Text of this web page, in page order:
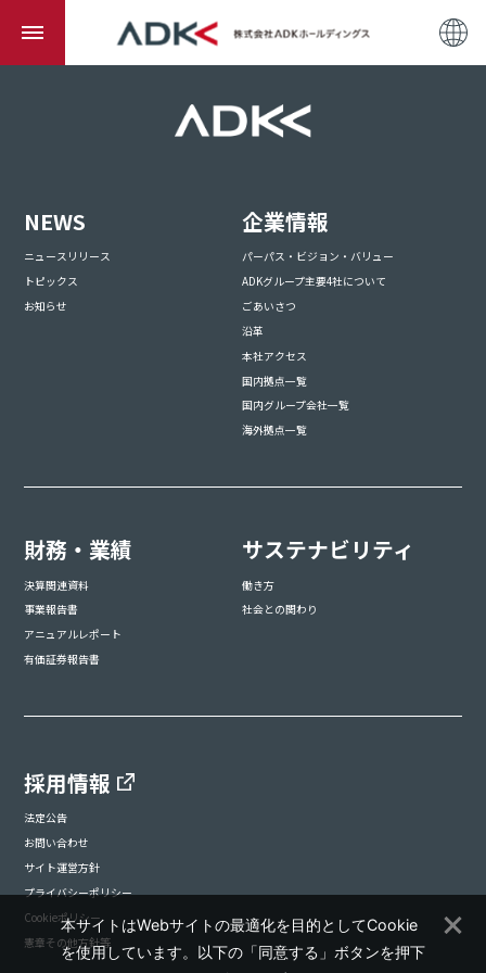
NEWS
ニュースリリース
トピックス
お知らせ
企業情報
パーパス・ビジョン・バリュー
ADKグループ主要4社について
ごあいさつ
沿革
本社アクセス
国内拠点一覧
国内グループ会社一覧
海外拠点一覧
財務・業績
決算関連資料
事業報告書
アニュアルレポート
有価証券報告書
サステナビリティ
働き方
社会との関わり
採用情報
法定公告
お問い合わせ
サイト運営方針
プライバシーポリシー
Cookieポリシー
憲章その他方針等
本サイトはWebサイトの最適化を目的としてCookie
を使用しています。以下の「同意する」ボタンを押下